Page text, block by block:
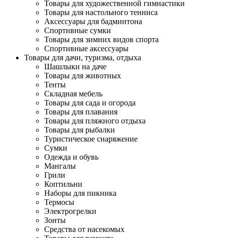
Товары для художественной гимнастики
Товары для настольного тенниса
Аксессуары для бадминтона
Спортивные сумки
Товары для зимних видов спорта
Спортивные аксессуары
Товары для дачи, туризма, отдыха
Шашлыки на даче
Товары для животных
Тенты
Складная мебель
Товары для сада и огорода
Товары для плавания
Товары для пляжного отдыха
Товары для рыбалки
Туристическое снаряжение
Сумки
Одежда и обувь
Мангалы
Грили
Коптильни
Наборы для пикника
Термосы
Электрогрелки
Зонты
Средства от насекомых